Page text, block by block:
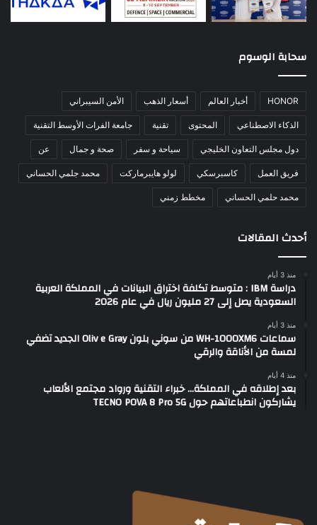
سحابة الوسوم
HONOR أخبار العالم أسعار الذهب الأمن السيبراني
الذكاء الاصطناعي المحتوى تقنية جامعة الفرات الأوسط التقنية
دول مجلس التعاون الخليجي سياحة و سفر صحة و جمال عن
فريق العمل كاسبرسكي لولو هايبرماركت محمد جلمي الحساني
محمد حلمي الحساني مخطط زمني
أحدث المقالات
منذ 3 أيام
دراسة IBM : متوسط تكلفة اختراق البيانات في المملكة العربية
السعودية يصل إلى 27 مليون ريال في عام 2026
منذ 3 أيام
سماعات WH-1000XM6 من سوني بلون Oliv e Gray الجديد تضفي
لمسة من الأناقة والرقي
منذ 4 أيام
بعد إطلاقه في المملكة… خبراء التقنية ورواد مجتمع الألعاب
يشاركون انطباعاتهم حول TECNO POVA 8 Pro 5G